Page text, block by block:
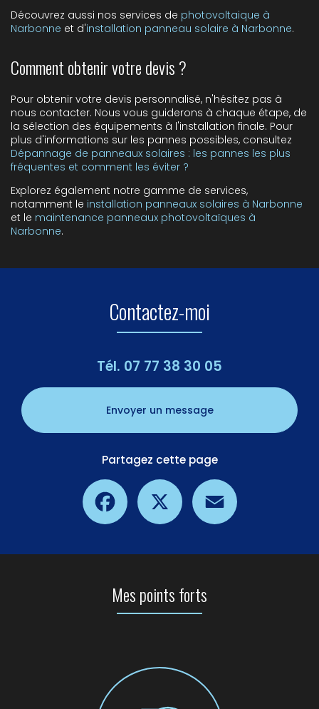
Découvrez aussi nos services de photovoltaique à
Narbonne et d'installation panneau solaire à Narbonne.
Comment obtenir votre devis ?
Pour obtenir votre devis personnalisé, n'hésitez pas à
nous contacter. Nous vous guiderons à chaque étape, de
la sélection des équipements à l'installation finale. Pour
plus d'informations sur les pannes possibles, consultez
Dépannage de panneaux solaires : les pannes les plus
fréquentes et comment les éviter ?
Explorez également notre gamme de services,
notamment le installation panneaux solaires à Narbonne
et le maintenance panneaux photovoltaïques à
Narbonne.
Contactez-moi
Tél. 07 77 38 30 05
Envoyer un message
Partagez cette page
Facebook
Mes points forts